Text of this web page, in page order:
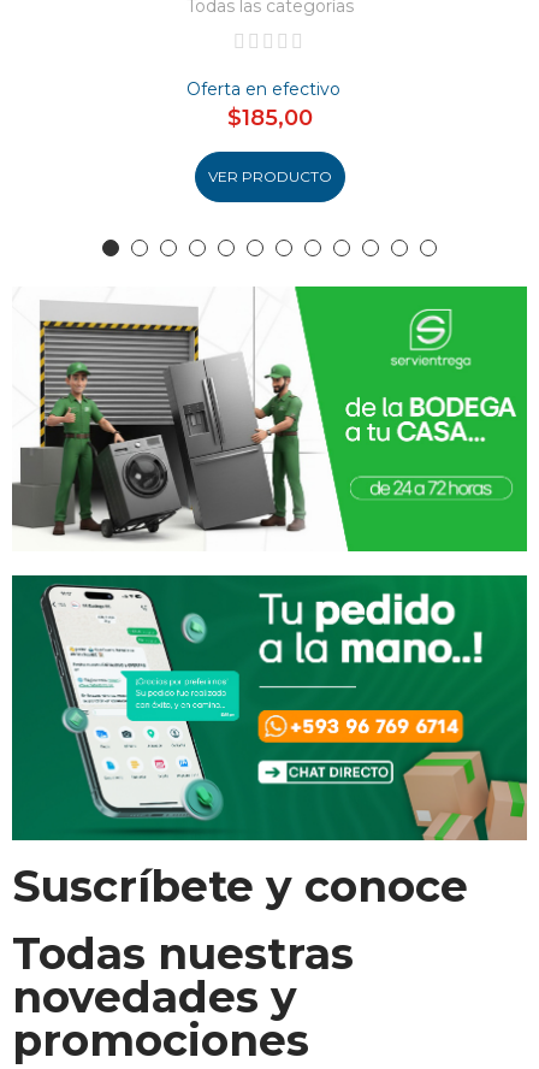
Todas las categorías
Oferta en efectivo
$185,00
VER PRODUCTO
Suscríbete y conoce
Todas nuestras
novedades y
promociones